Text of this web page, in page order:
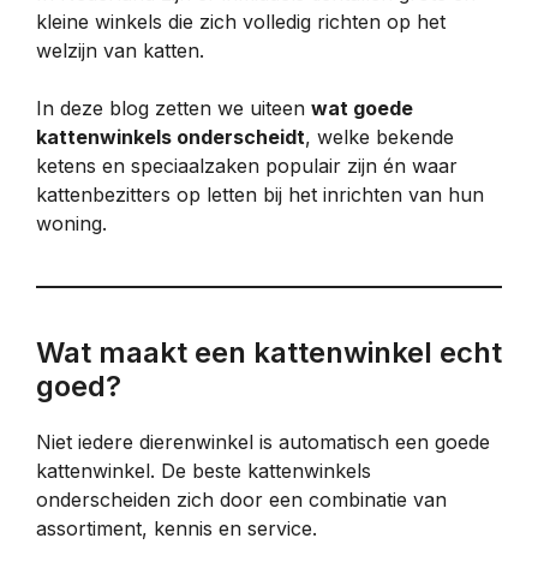
kleine winkels die zich volledig richten op het
welzijn van katten.
In deze blog zetten we uiteen wat goede
kattenwinkels onderscheidt, welke bekende
ketens en speciaalzaken populair zijn én waar
kattenbezitters op letten bij het inrichten van hun
woning.
Wat maakt een kattenwinkel echt
goed?
Niet iedere dierenwinkel is automatisch een goede
kattenwinkel. De beste kattenwinkels
onderscheiden zich door een combinatie van
assortiment, kennis en service.